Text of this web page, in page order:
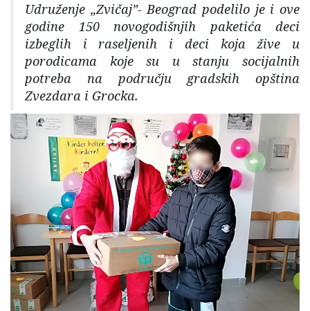
Udruženje „Zvičaj”- Beograd podelilo je i ove
godine 150 novogodišnjih paketića deci
izbeglih i raseljenih i deci koja žive u
porodicama koje su u stanju socijalnih
potreba na području gradskih opština
Zvezdara i Grocka.